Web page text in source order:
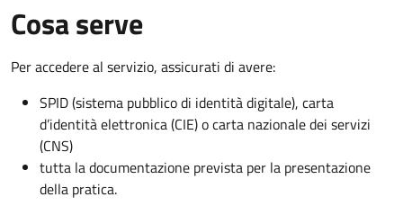
Cosa serve
Per accedere al servizio, assicurati di avere:
SPID (sistema pubblico di identità digitale), carta
d’identità elettronica (CIE) o carta nazionale dei servizi
(CNS)
tutta la documentazione prevista per la presentazione
della pratica.